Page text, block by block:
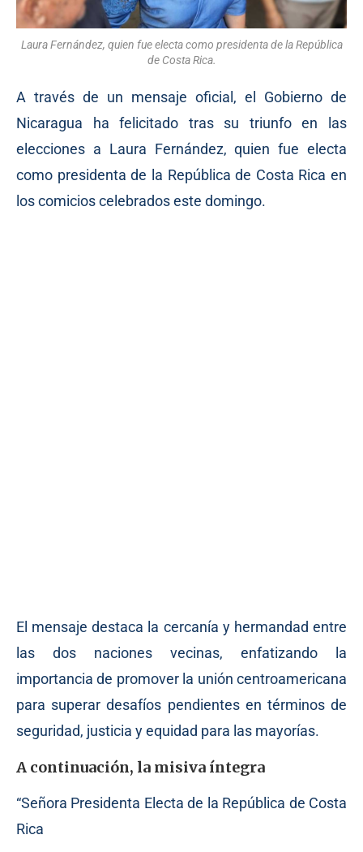
Laura Fernández, quien fue electa como presidenta de la República
de Costa Rica.
A través de un mensaje oficial, el Gobierno de
Nicaragua ha felicitado tras su triunfo en las
elecciones a Laura Fernández, quien fue electa
como presidenta de la República de Costa Rica en
los comicios celebrados este domingo.
El mensaje destaca la cercanía y hermandad entre
las dos naciones vecinas, enfatizando la
importancia de promover la unión centroamericana
para superar desafíos pendientes en términos de
seguridad, justicia y equidad para las mayorías.
A continuación, la misiva íntegra
“Señora Presidenta Electa de la República de Costa
Rica